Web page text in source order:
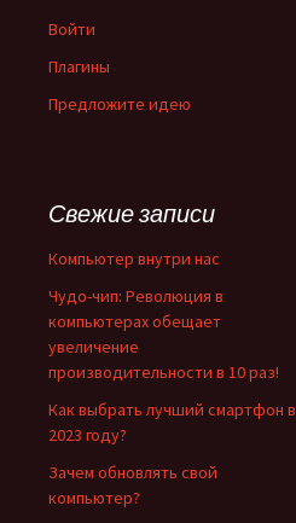
Войти
Плагины
Предложите идею
Свежие записи
Компьютер внутри нас
Чудо-чип: Революция в
компьютерах обещает
увеличение
производительности в 10 раз!
Как выбрать лучший смартфон в
2023 году?
Зачем обновлять свой
компьютер?